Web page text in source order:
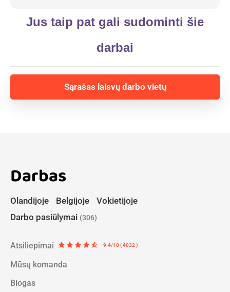
Jus taip pat gali sudominti šie
darbai
Sąrašas laisvų darbo vietų
Darbas
Olandijoje Belgijoje
Vokietijoje
Darbo pasiūlymai (306)
Atsiliepimai starstarstarstarstar_half 9.4/10 ( 4032 )
Mūsų komanda
Blogas